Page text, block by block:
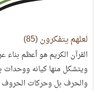
لعلهم يتفكرون (85)
القرآن الكريم هو أعظم بناء
ويتشكل منها كيانه ووحدات
والحرف بل وحركات الحروف